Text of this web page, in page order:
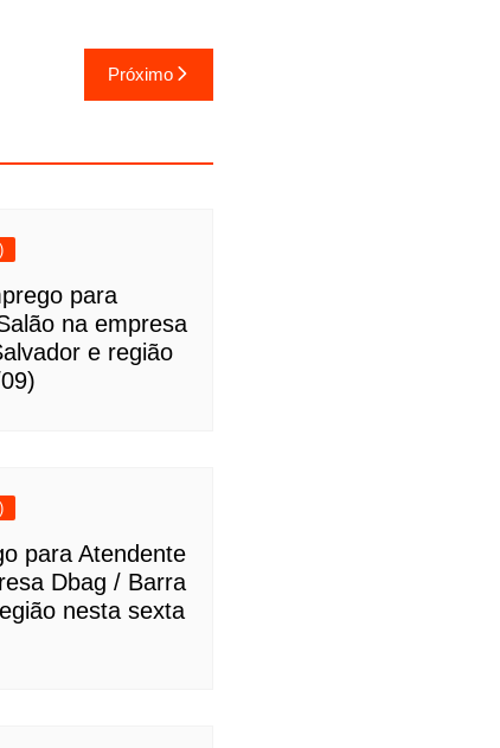
Próximo
para
na empresa
e região
para Atendente
Dbag / Barra
nesta sexta